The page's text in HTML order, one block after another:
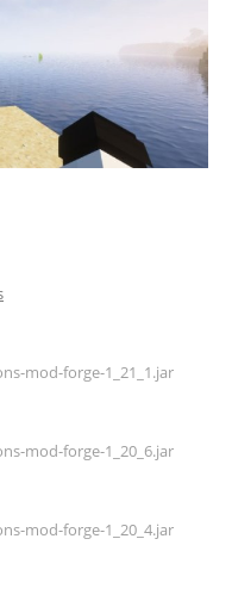
mod-forge-1_21_1.jar
mod-forge-1_20_6.jar
mod-forge-1_20_4.jar